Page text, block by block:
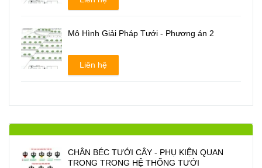
Mô Hình Giải Pháp Tưới - Phương án 2
Liên hệ
CHÂN BÉC TƯỚI CÂY - PHỤ KIỆN QUAN
TRONG TRONG HỆ THỐNG TƯỚI